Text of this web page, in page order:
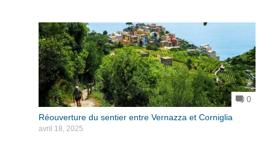
0
Réouverture du sentier entre Vernazza et Corniglia
avril 18, 2025